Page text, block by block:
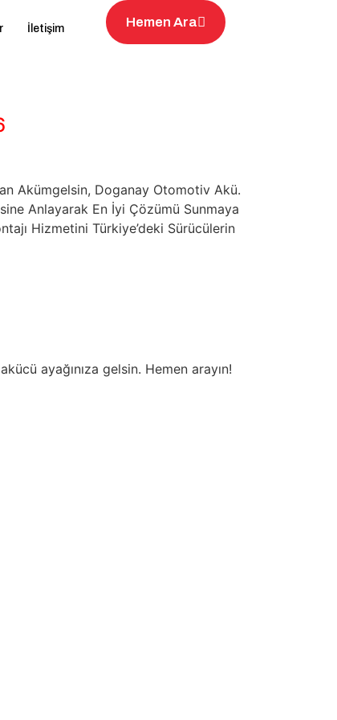
İletişim Hemen Ara
Akümgelsin, Doganay Otomotiv Akü.
Anlayarak En İyi Çözümü Sunmaya
Hizmetini Türkiye’deki Sürücülerin
ayağınıza gelsin. Hemen arayın!